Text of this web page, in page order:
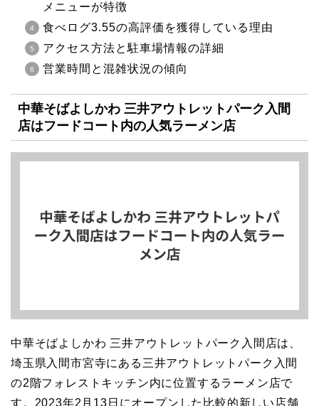
メニューが特徴
食べログ3.55の高評価を獲得している理由
アクセス方法と駐車場情報の詳細
営業時間と混雑状況の傾向
中華そばよしかわ 三井アウトレットパーク入間
店はフードコート内の人気ラーメン店
中華そばよしかわ 三井アウトレットパーク入間店は、
埼玉県入間市宮寺にある三井アウトレットパーク入間
の2階フォレストキッチン内に位置するラーメン店で
す。2023年2月13日にオープンした比較的新しい店舗